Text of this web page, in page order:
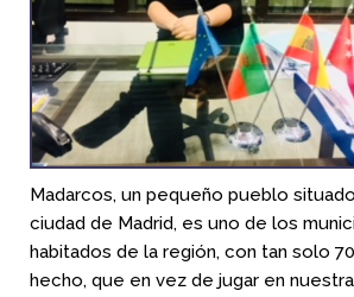
Madarcos, un pequeño pueblo
ciudad de Madrid, es uno de los
habitados de la región, con tan solo
hecho, que en vez de jugar en